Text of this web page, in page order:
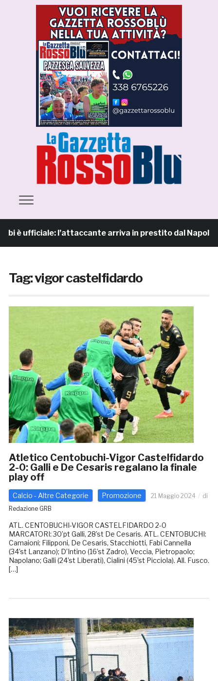
è ufficiale: l’attaccante arriva in prestito dal Napoli
Tag:vigor castelfidardo
Atletico Centobuchi-Vigor Castelfidardo
2-0: Galli e De Cesaris regalano la finale
play off
Calcio - Altre Categorie Promozione 21 Maggio 2024
di
Redazione GRB
ATL. CENTOBUCHI-VIGOR CASTELFIDARDO 2-0
MARCATORI: 30’pt Galli, 28’st De Cesaris. ATL. CENTOBUCHI:
Camaioni; Filipponi, De Cesaris, Stacchiotti, Fabi Cannella
(34’st Lanzano); D’Intino (16’st Zadro), Veccia, Pietropaolo;
Napolano; Galli (24’st Liberati), Cialini (45’st Picciola). All. Fusco.
[…]